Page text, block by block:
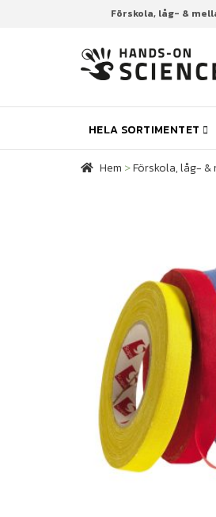
Förskola, låg- &
HELA SORTIMENTET
Hem Förskola, låg- &
Hem >Förskola, låg-